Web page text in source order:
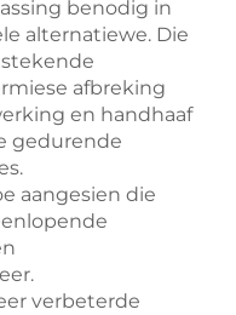
benodig in
alternatiewe. Die
afbreking
en handhaaf
gedurende
aangesien die
verbeterde